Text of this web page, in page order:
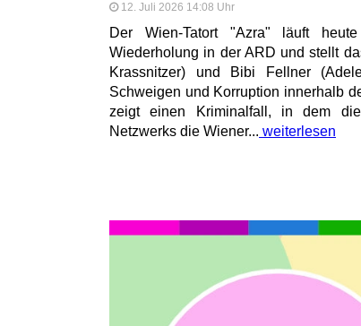
12. Juli 2026 14:08 Uhr
Der Wien-Tatort "Azra" läuft
Wiederholung in der ARD und stellt
Krassnitzer) und Bibi Fellner
Schweigen und Korruption innerhalb
zeigt einen Kriminalfall, in dem
Netzwerks die Wiener... weiterlesen